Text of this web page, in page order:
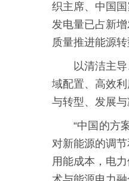
织主席、中国
发电量已占新
质量推进能源
以清洁主
域配置、高效
与转型、发展
“中国的方
对新能源的调
用能成本，电